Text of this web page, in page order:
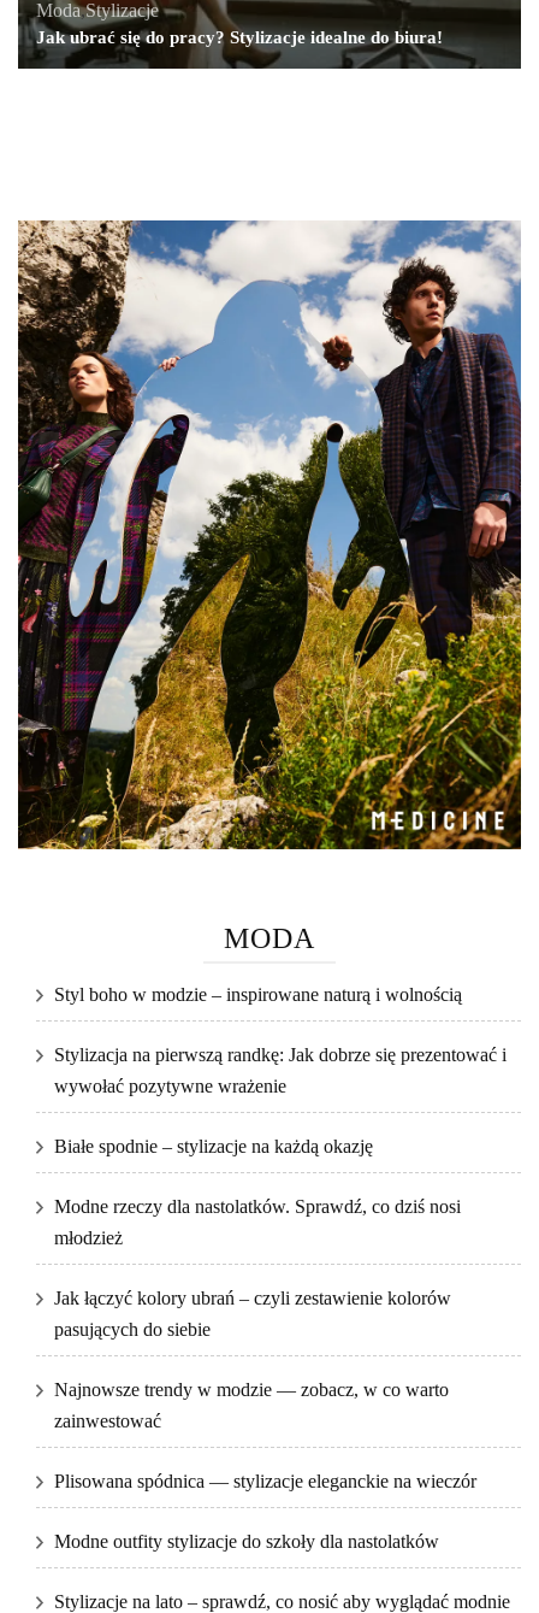
Moda,Stylizacje
Jak ubrać się do pracy? Stylizacje idealne do biura!
MODA
Styl boho w modzie – inspirowane naturą i wolnością
Stylizacja na pierwszą randkę: Jak dobrze się prezentować i
wywołać pozytywne wrażenie
Białe spodnie – stylizacje na każdą okazję
Modne rzeczy dla nastolatków. Sprawdź, co dziś nosi
młodzież
Jak łączyć kolory ubrań – czyli zestawienie kolorów
pasujących do siebie
Najnowsze trendy w modzie — zobacz, w co warto
zainwestować
Plisowana spódnica — stylizacje eleganckie na wieczór
Modne outfity stylizacje do szkoły dla nastolatków
Stylizacje na lato – sprawdź, co nosić aby wyglądać modnie